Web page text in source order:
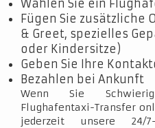
Wählen Sie ein
Fügen Sie zusätzliche
& Greet, spezielles
oder Kindersitze)
Geben Sie Ihre
Bezahlen bei Ankunft
Wenn Sie
Flughafentaxi-Transfer
jederzeit unsere 24/